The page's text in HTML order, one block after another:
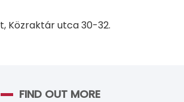
Közraktár utca 30-32.
FIND OUT MORE